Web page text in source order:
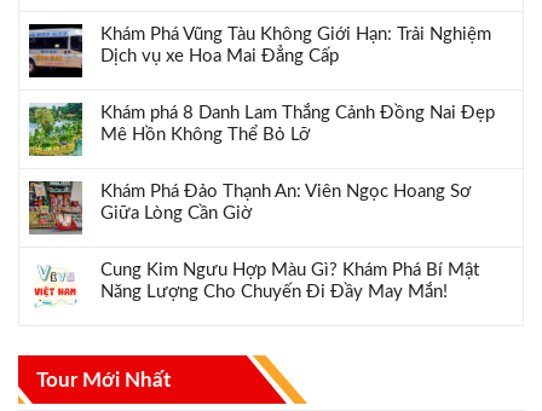
Khám Phá Vũng Tàu Không Giới Hạn: Trải Nghiệm
Dịch vụ xe Hoa Mai Đẳng Cấp
Khám phá 8 Danh Lam Thắng Cảnh Đồng Nai Đẹp
Mê Hồn Không Thể Bỏ Lỡ
Khám Phá Đảo Thạnh An: Viên Ngọc Hoang Sơ
Giữa Lòng Cần Giờ
Cung Kim Ngưu Hợp Màu Gì? Khám Phá Bí Mật
Năng Lượng Cho Chuyến Đi Đầy May Mắn!
Tour Mới Nhất